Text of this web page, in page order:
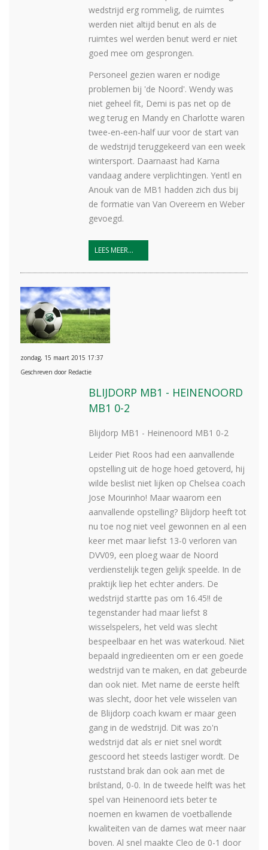
wedstrijd erg rommelig, de ruimtes
werden niet altijd benut en als de
ruimtes wel werden benut werd er niet
goed mee om gesprongen.
Personeel gezien waren er nodige
problemen bij 'de Noord'. Wendy was
niet geheel fit, Demi is pas net op de
weg terug en Mandy en Charlotte waren
twee-en-een-half uur voor de start van
de wedstrijd teruggekeerd van een week
wintersport. Daarnaast had Karna
vandaag andere verplichtingen. Yentl en
Anouk van de MB1 hadden zich dus bij
de formatie van Van Overeem en Weber
gevoegd.
LEES MEER...
zondag, 15 maart 2015 17:37
Geschreven door Redactie
BLIJDORP MB1 - HEINENOORD
MB1 0-2
Blijdorp MB1 - Heinenoord MB1 0-2
Leider Piet Roos had een aanvallende
opstelling uit de hoge hoed getoverd, hij
wilde beslist niet lijken op Chelsea coach
Jose Mourinho! Maar waarom een
aanvallende opstelling? Blijdorp heeft tot
nu toe nog niet veel gewonnen en al een
keer met maar liefst 13-0 verloren van
DVV09, een ploeg waar de Noord
verdienstelijk tegen gelijk speelde. In de
praktijk liep het echter anders. De
wedstrijd startte pas om 16.45!! de
tegenstander had maar liefst 8
wisselspelers, het veld was slecht
bespeelbaar en het was waterkoud. Niet
bepaald ingredieenten om er een goede
wedstrijd van te maken, en dat gebeurde
dan ook niet. Met name de eerste helft
was slecht, door het vele wisselen van
de Blijdorp coach kwam er maar geen
gang in de wedstrijd. Dit was zo'n
wedstrijd dat als er niet snel wordt
gescoord het steeds lastiger wordt. De
ruststand brak dan ook aan met de
brilstand, 0-0. In de tweede helft was het
spel van Heinenoord iets beter te
noemen en kwamen de voetballende
kwaliteiten van de dames wat meer naar
boven. Al snel maakte Cleo de 0-1 door